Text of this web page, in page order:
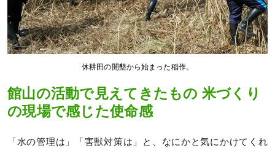
休耕田の開墾から始まった稲作。
館山の活動で見えてきたもの 米づくり
の現場で感じた使命感
「水の管理は」「害獣対策は」と、なにかと気にかけてくれ